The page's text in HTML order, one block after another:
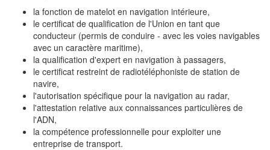
la fonction de matelot en navigation intérieure,
le certificat de qualification de l'Union en tant que
conducteur (permis de conduire - avec les voies navigables
avec un caractère maritime),
la qualification d'expert en navigation à passagers,
le certificat restreint de radiotéléphoniste de station de
navire,
l'autorisation spécifique pour la navigation au radar,
l'attestation relative aux connaissances particulières de
l'ADN,
la compétence professionnelle pour exploiter une
entreprise de transport.